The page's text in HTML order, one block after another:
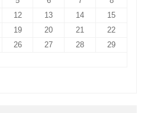
12 13 14
15
19 20 21
22
26 27 28
29